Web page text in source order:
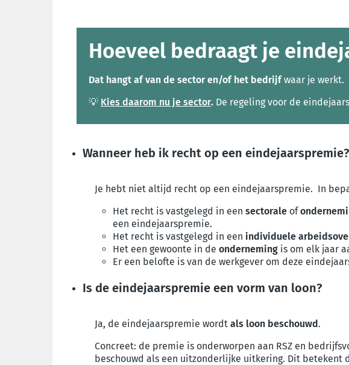
Hoeveel bedraagt je
Dat hangt af van de sector en/of het bedrijfwaar je werkt.
💡 Kies daarom nu je sector. De regeling voor de
Wanneer heb ik recht op een eindejaarspremie?
Je hebt niet altijd recht op een eindejaarspremie. In
Het recht is vastgelegd in een sectorale of
een eindejaarspremie.
Het recht is vastgelegd in een individuele
Het een gewoonte in de onderneming is om elk jaar
Er een belofte is van de werkgever om deze
Is de eindejaarspremie een vorm van loon?
Ja, de eindejaarspremie wordt als loon beschouwd.
Concreet: de premie is onderworpen aan RSZ en
beschouwd als een uitzonderlijke uitkering. Dit betekent